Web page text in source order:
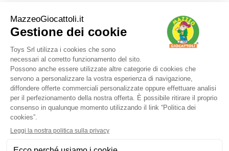
La nostra azienda
Le nostre recensioni
Blog
Dove siamo
Contattaci
I nostri marchi